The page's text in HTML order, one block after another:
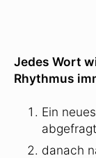
Jedes Wort
Rhythmus
Ein
danach